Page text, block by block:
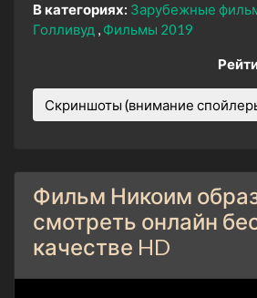
В категориях: Зарубежные
Голливуд
Фильмы 2019
Скриншоты (внимание
Фильм Никоим
смотреть онлайн
качестве HD